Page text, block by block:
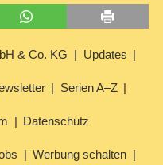
& Co. KG Updates
Serien A–Z
Datenschutz
Werbung schalten